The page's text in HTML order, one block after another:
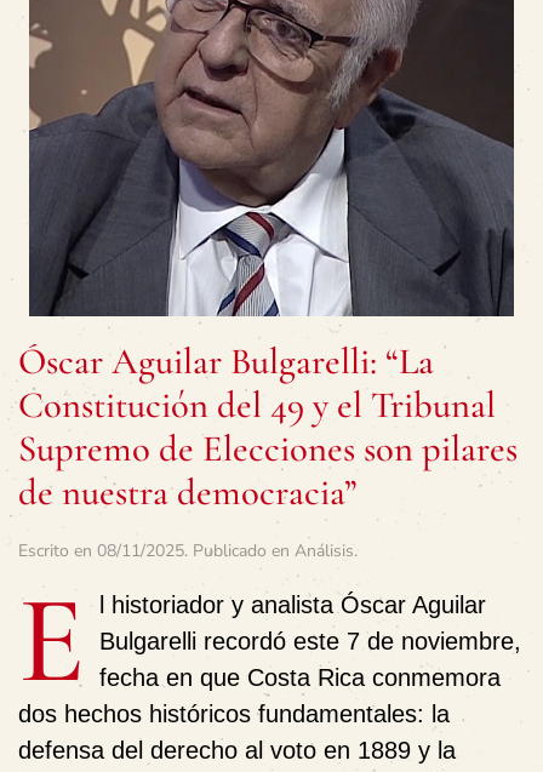
Óscar Aguilar Bulgarelli: “La
Constitución del 49 y el Tribunal
Supremo de Elecciones son pilares
de nuestra democracia”
Escrito en 08/11/2025. Publicado en Análisis.
E l historiador y analista Óscar Aguilar
Bulgarelli recordó este 7 de noviembre,
fecha en que Costa Rica conmemora
dos hechos históricos fundamentales: la
defensa del derecho al voto en 1889 y la